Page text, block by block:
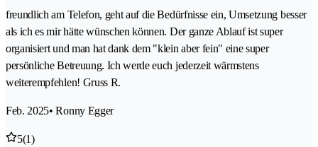
freundlich am Telefon, geht auf die Bedürfnisse ein, Umsetzung besser
als ich es mir hätte wünschen können. Der ganze Ablauf ist super
organisiert und man hat dank dem "klein aber fein" eine super
persönliche Betreuung. Ich werde euch jederzeit wärmstens
weiterempfehlen! Gruss R.
Feb. 2025• Ronny Egger
5(1)